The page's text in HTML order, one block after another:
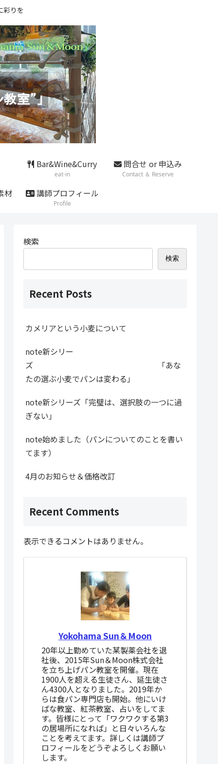
彩りを
Bar&Wine&Curry
eat-in
問合せ or 申込み
Contact ＆ Reserve
材 講師プロフィール
Profile
検索
検索
Recent Posts
カメリアという小麦について
note新シリー
ズ 「あな
たの選ぶ小麦でパンは変わる」
note新シリーズ「完璧は、選択肢の一つに過
ぎない」
note始めました（パンについてのことを書い
てます）
4月のお知らせ＆価格改訂
Recent Comments
表示できるコメントはありません。
Yokohama Sun＆Moon
20年以上勤めていた某製薬会社を退
社後、2015年Sun＆Moon株式会社
を立ち上げパン教室を開催。現在
1900人を超える生徒さん、延生徒さ
ん4300人となりました。2019年か
らは食パン専門店も開始。他にいけ
ばな教室、紅茶教室、占いをしてま
す。皆様にとって「ワクワクする第3
の居場所になれば」と日々いろんな
ことを考えてます。詳しくは講師プ
ロフィールをどうぞよろしくお願い
します。